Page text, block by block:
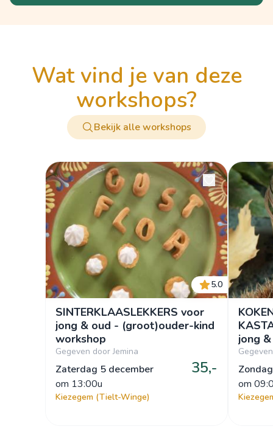
wat vind je van deze
workshops?
Bekijk alle workshops
5.0
SINTERKLAASLEKKERS voor
jong & oud - (groot)ouder-kind
workshop
Gegeven door Jemina
Zaterdag 5 december
om 13:00u
35,-
Kiezegem (Tielt-Winge)
jong
om